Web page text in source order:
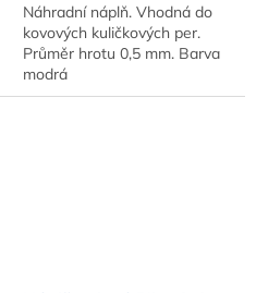
Náhradní náplň. Vhodná do
kovových kuličkových per.
Průměr hrotu 0,5 mm. Barva
modrá